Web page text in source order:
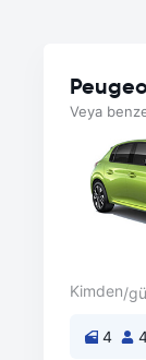
Veya
Kimden/
4